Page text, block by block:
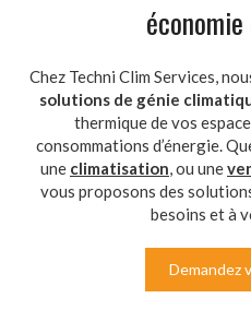
économie
Chez Techni Clim Services,
solutions de génie
thermique de vos
consommations d’énergie.
une climatisation, ou une
vous proposons des
besoins et à
Demandez